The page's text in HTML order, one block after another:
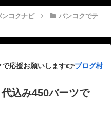
ンコクナビ
バンコクでテ
で応援お願いします👉ブログ村
込み450バーツで